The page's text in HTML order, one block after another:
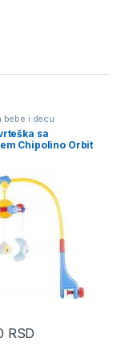
bebe i decu
sa
Chipolino Orbit
RSD